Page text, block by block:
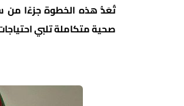
تُعَدُّ هذه الخطوة جزءًا من
صحية متكاملة تلبي